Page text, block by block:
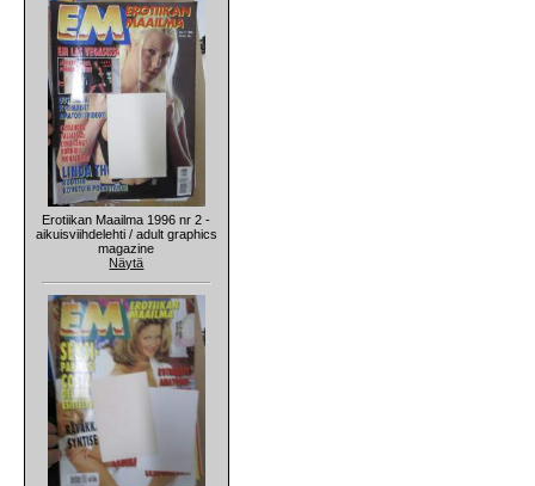
Erotiikan Maailma 1996 nr 2 -
aikuisviihdelehti / adult graphics
magazine
Näytä